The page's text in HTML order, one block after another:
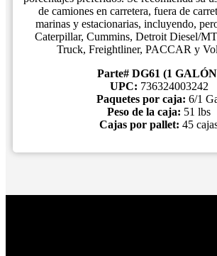
de camiones en carretera, fuera de
marinas y estacionarias, incluyendo,
Caterpillar, Cummins, Detroit Diesel/
Truck, Freightliner, PACCAR y
Parte# DG61 (1
UPC: 736324003242
Paquetes por caja: 6/1
Peso de la caja: 51 lbs
Cajas por pallet: 45